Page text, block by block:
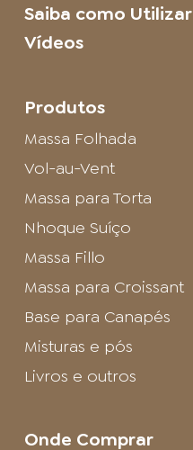
Saiba como Utilizar
Vídeos
Produtos
Massa Folhada
Vol-au-Vent
Massa para Torta
Nhoque Suíço
Massa Fillo
Massa para Croissant
Base para Canapés
Misturas e pós
Livros e outros
Onde Comprar